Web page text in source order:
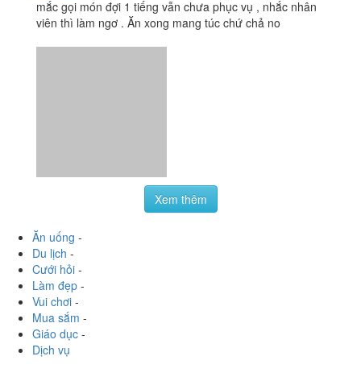
Xem thêm
Dịch vụ